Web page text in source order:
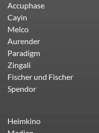
Accuphase
Cayin
Melco
Aurender
Paradigm
Zingali
Fischer und Fischer
Spendor
Heimkino